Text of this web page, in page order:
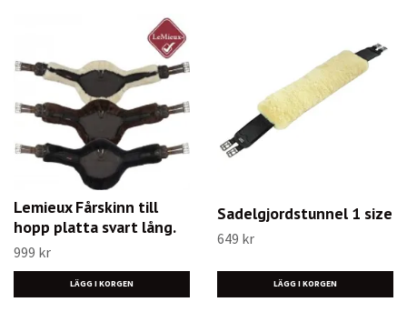
Lemieux Fårskinn till
hopp platta svart lång.
999 kr
LÄGG I KORGEN
Sadelgjordstunnel 1 size
649 kr